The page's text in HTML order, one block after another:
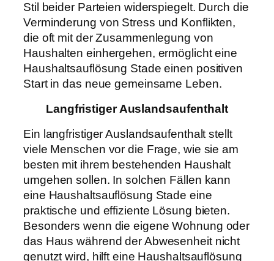
Stil beider Parteien widerspiegelt. Durch die
Verminderung von Stress und Konflikten,
die oft mit der Zusammenlegung von
Haushalten einhergehen, ermöglicht eine
Haushaltsauflösung Stade einen positiven
Start in das neue gemeinsame Leben.
Langfristiger Auslandsaufenthalt
Ein langfristiger Auslandsaufenthalt stellt
viele Menschen vor die Frage, wie sie am
besten mit ihrem bestehenden Haushalt
umgehen sollen. In solchen Fällen kann
eine Haushaltsauflösung Stade eine
praktische und effiziente Lösung bieten.
Besonders wenn die eigene Wohnung oder
das Haus während der Abwesenheit nicht
genutzt wird, hilft eine Haushaltsauflösung